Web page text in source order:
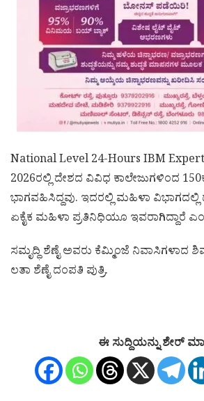
National Level 24-Hours IBM
2026ರಲ್ಲಿ ದೇಶದ ವಿವಿಧ ಕಾಲೇಜುಗಳಿಂದ
ಭಾಗವಹಿಸಿದ್ದವು. ಇದರಲ್ಲಿ ಮಹಿಳಾ
ಏಕೈಕ ಮಹಿಳಾ ಪ್ರತಿನಿಧಿಯೂ ಇವರಾಗಿದ್ದಾರೆ
ಸಮೃದ್ಧಿ ಶೆಣೈ ಅವರು ಕೆಮ್ಮಿಂಜೆ ನಿವಾಸಿಗಳಾದ
ಲತಾ ಶೆಣೈ ದಂಪತಿ ಪುತ್ರಿ.
ಈ ಸುದ್ದಿಯನ್ನು ಶೇರ್